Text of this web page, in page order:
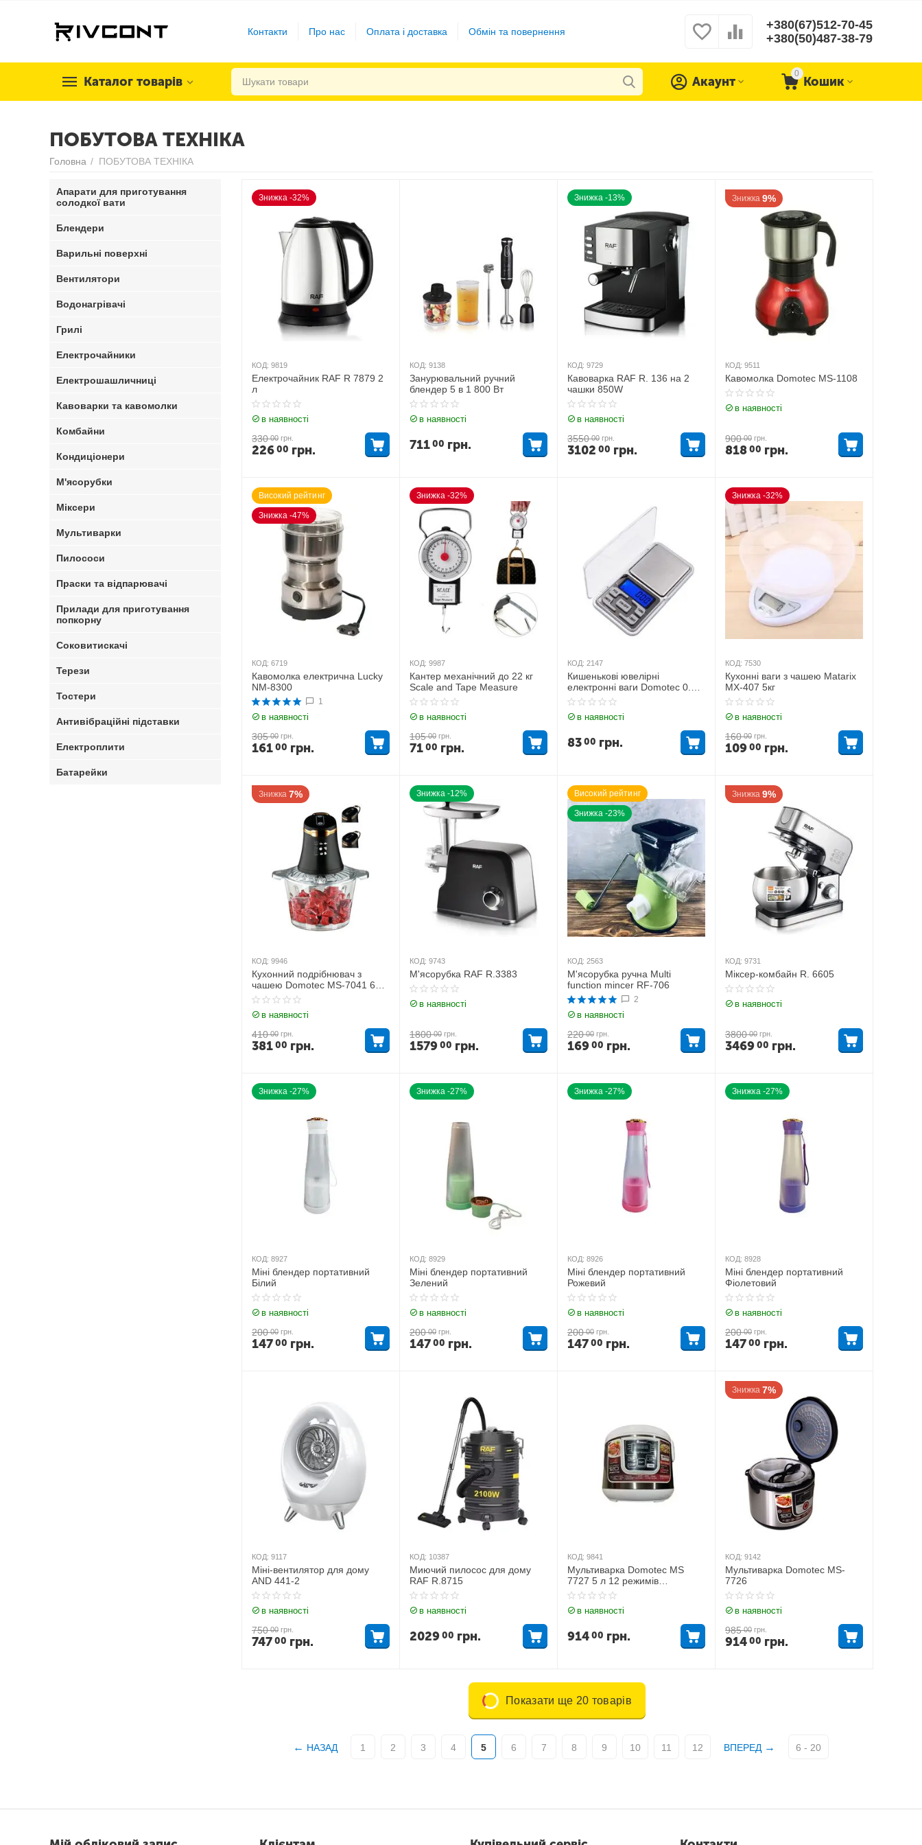
Контакти Про нас Оплата і доставка Обмін та повернення
+380(67)512-70-45
+380(50)487-38-79
Каталог товарів
0
Кошик
Акаунт
ПОБУТОВА ТЕХНІКА
Головна / ПОБУТОВА ТЕХНІКА
Знижка -32%
КОД: 9819
Електрочайник RAF R 7879 2
л
в наявності
330 00 грн.
22600 грн.
КОД: 9138
Занурювальний ручний
блендер 5 в 1 800 Вт
в наявності
71100 грн.
Знижка -13%
КОД: 9729
Кавоварка RАF R. 136 на 2
чашки 850W
в наявності
3550 00 грн.
3102 00 грн.
Знижка 9%
КОД: 9511
Кавомолка Domotec MS-1108
в наявності
900 00 грн.
81800 грн.
Високий рейтинг
Знижка -47%
КОД: 6719
Кавомолка електрична Lucky
NM-8300
1
в наявності
305 00 грн.
16100 грн.
Знижка -32%
КОД: 9987
Кантер механічний до 22 кг
Scale and Tape Measure
в наявності
105 00 грн.
7100 грн.
КОД: 2147
Кишенькові ювелірні
електронні ваги Domotec 0.1 –
100 грам
в наявності
8300 грн.
Знижка -32%
КОД: 7530
Кухонні ваги з чашею Matarix
MX-407 5кг
в наявності
160 00 грн.
10900 грн.
Знижка 7%
КОД: 9946
Кухонний подрібнювач з
чашею Domotec MS-7041 600
Вт 3 л
в наявності
410 00 грн.
38100 грн.
Знижка -12%
КОД: 9743
М'ясорубка RAF R.3383
в наявності
1800 00 грн.
157900 грн.
Високий рейтинг
Знижка -23%
КОД: 2563
М'ясорубка ручна Multi
function mincer RF-706
2
в наявності
220 00 грн.
16900 грн.
Знижка 9%
КОД: 9731
Міксер-комбайн R. 6605
в наявності
3800 00 грн.
346900 грн.
Знижка -27%
КОД: 8927
Міні блендер портативний
Білий
в наявності
200 00 грн.
14700 грн.
Знижка -27%
КОД: 8929
Міні блендер портативний
Зелений
в наявності
200 00 грн.
14700 грн.
Знижка -27%
КОД: 8926
Міні блендер портативний
Рожевий
в наявності
200 00 грн.
14700 грн.
Знижка -27%
КОД: 8928
Міні блендер портативний
Фіолетовий
в наявності
200 00 грн.
14700 грн.
КОД: 9117
Міні-вентилятор для дому
AND 441-2
в наявності
750 00 грн.
74700 грн.
КОД: 10387
Миючий пилосос для дому
RAF R.8715
в наявності
202900 грн.
КОД: 9841
Мультиварка Domotec MS
7727 5 л 12 режимів
приготування Біла 6799
в наявності
91400 грн.
Знижка 7%
КОД: 9142
Мультиварка Domotec MS-
7726
в наявності
985 00 грн.
91400 грн.
Показати ще 20 товарів
НАЗАД 1 2 3 4 5 6 7 8 9 10 11 12 ВПЕРЕД 6 - 20
Апарати для приготування
солодкої вати
Блендери
Варильні поверхні
Вентилятори
Водонагрівачі
Грилі
Електрочайники
Електрошашличниці
Кавоварки та кавомолки
Комбайни
Кондиціонери
М'ясорубки
Міксери
Мультиварки
Пилососи
Праски та відпарювачі
Прилади для приготування
попкорну
Соковитискачі
Терези
Тостери
Антивібраційні підставки
Електроплити
Батарейки